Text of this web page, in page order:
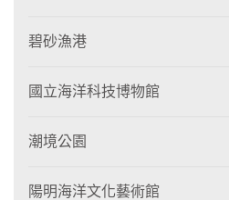
碧砂漁港
國立海洋科技博物館
潮境公園
陽明海洋文化藝術館